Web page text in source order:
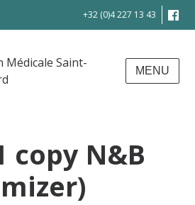
Médicale Saint-
+32 (0)4 227 13 43
MENU
copy N&B